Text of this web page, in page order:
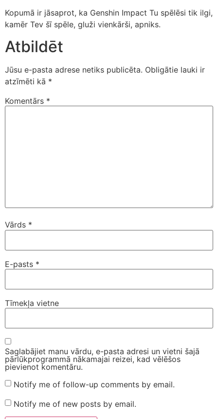
Kopumā ir jāsaprot, ka Genshin Impact Tu spēlēsi tik ilgi,
kamēr Tev šī spēle, gluži vienkārši, apniks.
Atbildēt
Jūsu e-pasta adrese netiks publicēta. Obligātie lauki ir
atzīmēti kā *
Komentārs *
Vārds *
E-pasts *
Tīmekļa vietne
Saglabājiet manu vārdu, e-pasta adresi un vietni šajā
pārlūkprogrammā nākamajai reizei, kad vēlēšos
pievienot komentāru.
Notify me of follow-up comments by email.
Notify me of new posts by email.